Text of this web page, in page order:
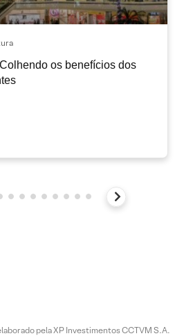
os benefícios dos
pela XP Investimentos CCTVM S.A.